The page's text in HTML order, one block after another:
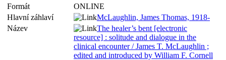
Formát
ONLINE
Hlavní záhlaví
McLaughlin, James Thomas, 1918-
Název
The healer’s bent [electronic
resource] : solitude and dialogue in the
clinical encounter / James T. McLaughlin ;
edited and introduced by William F. Cornell